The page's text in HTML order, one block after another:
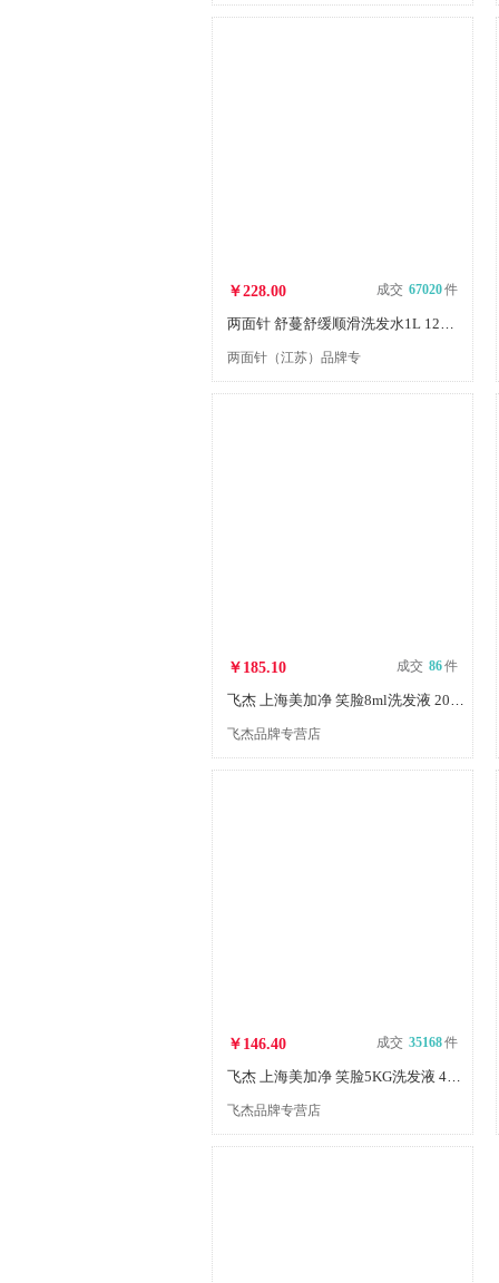
￥228.00 成交 67020件
两面针 舒蔓舒缓顺滑洗发水1L 12瓶/箱
两面针（江苏）品牌专
营店
￥185.10 成交 86件
飞杰 上海美加净 笑脸8ml洗发液 2000袋/箱
飞杰品牌专营店
￥146.40 成交 35168件
飞杰 上海美加净 笑脸5KG洗发液 4桶/箱
飞杰品牌专营店